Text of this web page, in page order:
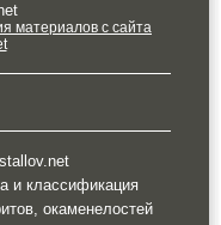
материалов с сайта
и классификация
окаменелостей